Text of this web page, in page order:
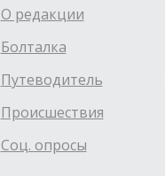
О редакции
Болталка
Путеводитель
Происшествия
Соц. опросы